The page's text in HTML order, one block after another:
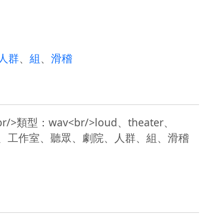
人群、 組、 滑稽
類型：wav<br/>loud、theater、
作室、聽眾、劇院、人群、組、滑稽